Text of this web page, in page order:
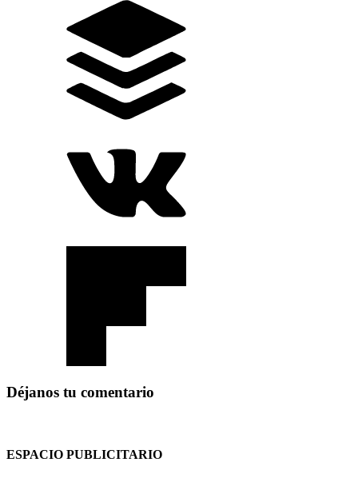
Déjanos tu comentario
ESPACIO PUBLICITARIO